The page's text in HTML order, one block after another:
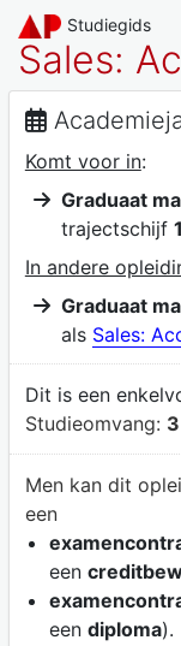
Studiegids
Sales:
Komt voor in:
Graduaat
trajectschijf 1
In andere
Graduaat
als Sales:
Dit is een
Studieomvang:
Men kan dit
een
een
een diploma).